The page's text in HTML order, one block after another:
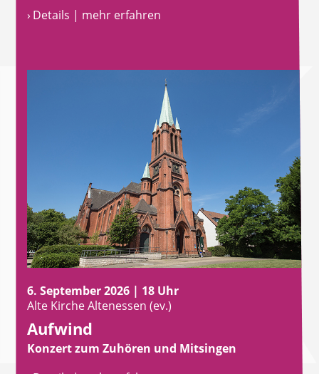
› Details | mehr erfahren
6. September 2026 | 18 Uhr
Alte Kirche Altenessen (ev.)
Aufwind
Konzert zum Zuhören und Mitsingen